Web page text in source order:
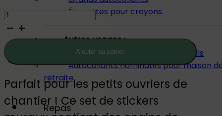
Étiquettes pour crayons
Autres usages :
Autocollants nominatifs pour outils
Autocollants nominatifs pour maison
retraite
Repas
initial
était :
19,95 €.
actuel
est :
15,96 €.
quantité
de
Stickers
muraux
:
Engins
Ajouter au panier
Parfait pour les petits ouvriers de
chantier ! Ce set de stickers